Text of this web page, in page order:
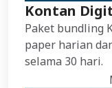
Kontan
Paket bundling
paper harian
selama 30 hari.